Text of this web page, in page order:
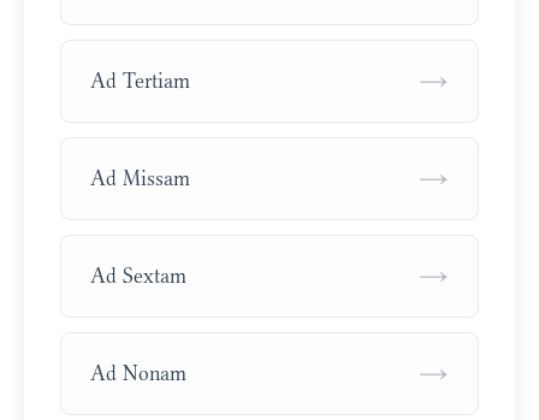
Ad Tertiam →
Ad Missam →
Ad Sextam →
Ad Nonam →